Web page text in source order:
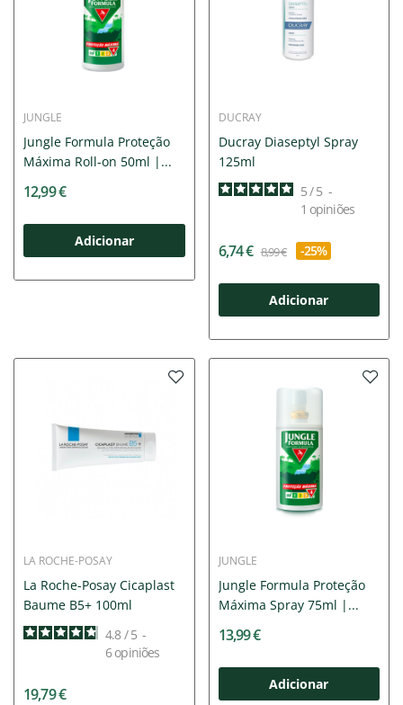
JUNGLE
Jungle Formula Proteção
Máxima Roll-on 50ml |...
12,99 €
Adicionar
DUCRAY
Ducray Diaseptyl Spray
125ml
5/ 5 -
1 opiniões
6,74 € 8,99 € -25%
Adicionar
LA ROCHE-POSAY
La Roche-Posay Cicaplast
Baume B5+ 100ml
4.8/ 5 -
6opiniões
19,79 €
JUNGLE
Jungle Formula Proteção
Máxima Spray 75ml |...
13,99 €
Adicionar